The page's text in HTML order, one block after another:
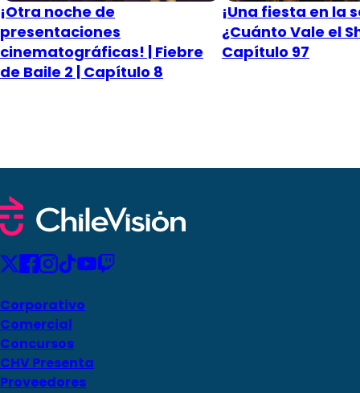
¡Otra noche de
presentaciones
cinematográficas! | Fiebre
de Baile 2 | Capítulo 8
¡Una fiesta en la
¿Cuánto Vale el
Capítulo 97
Corporativo
Comercial
Concursos
CHV Presenta
Proveedores